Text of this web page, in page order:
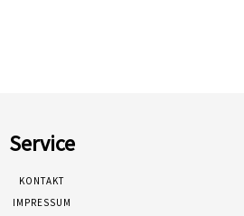
Service
KONTAKT
IMPRESSUM